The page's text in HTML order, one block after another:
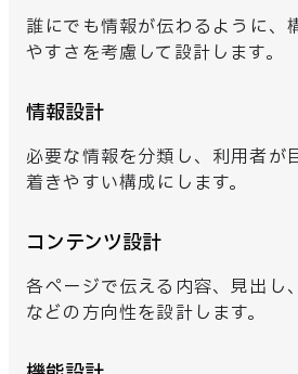
誰にでも情報が伝わるように、
やすさを考慮して設計します。
情報設計
必要な情報を分類し、利用者が
着きやすい構成にします。
コンテンツ設計
各ページで伝える内容、見出し
などの方向性を設計します。